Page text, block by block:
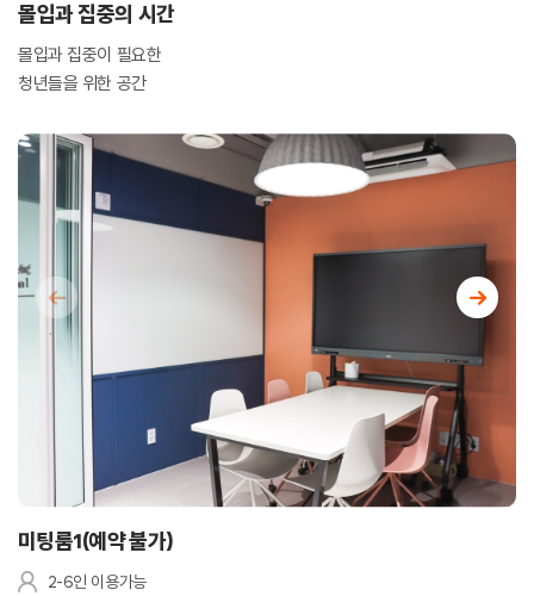
몰입과 집중의 시간
몰입과 집중이 필요한
청년들을 위한 공간
미팅룸1(예약 불가)
2-6인 이용가능
← →